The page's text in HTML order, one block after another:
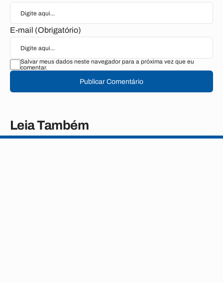
E-mail (Obrigatório)
Salvar meus dados neste navegador para a próxima vez que eu
comentar.
Publicar Comentário
Leia Também